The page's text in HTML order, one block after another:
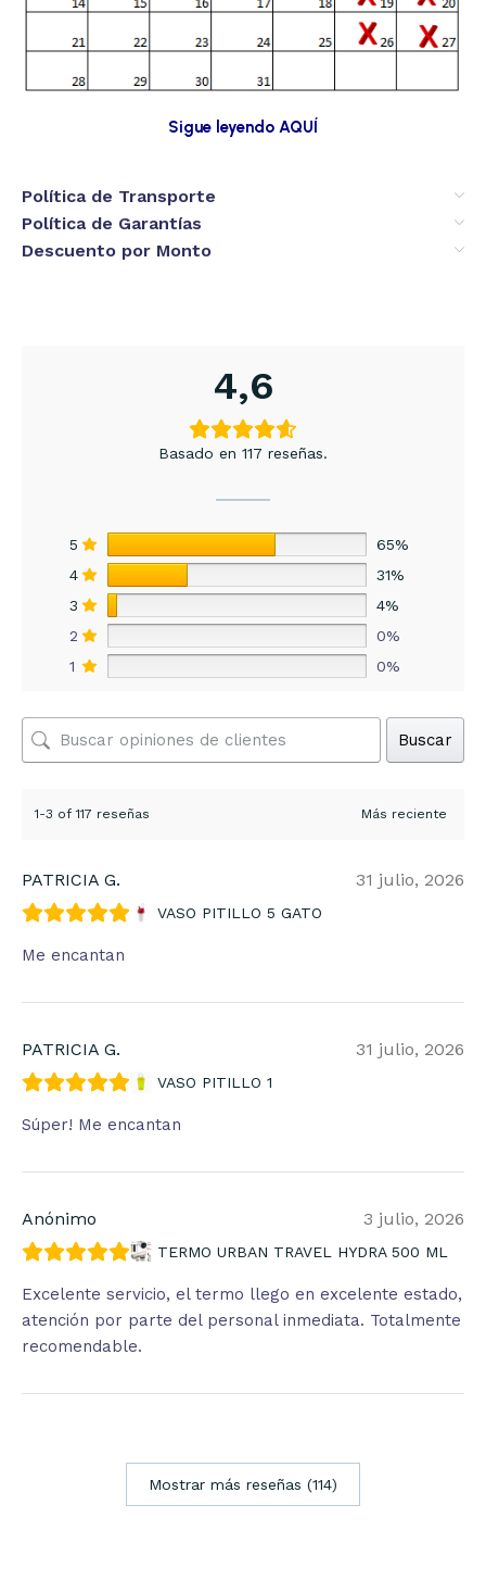
Sigue leyendo AQUÍ
Política de Transporte
Política de Garantías
Descuento por Monto
4,6
Basado en 117 reseñas.
5
65%
4
31%
3
4%
2
0%
1
0%
Buscar
1-3 of 117 reseñas
PATRICIA G. 31 julio, 2026
VASO PITILLO 5 GATO
Me encantan
PATRICIA G. 31 julio, 2026
VASO PITILLO 1
Súper! Me encantan
Anónimo 3 julio, 2026
TERMO URBAN TRAVEL HYDRA 500 ML
Excelente servicio, el termo llego en excelente estado,
atención por parte del personal inmediata. Totalmente
recomendable.
Mostrar más reseñas (114)